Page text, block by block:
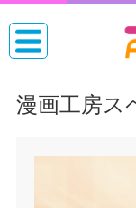
漫画工房ス